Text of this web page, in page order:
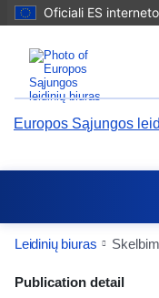
Oficiali ES
Europos Sąjungos
Leidinių biuras
Publication
Publication detail